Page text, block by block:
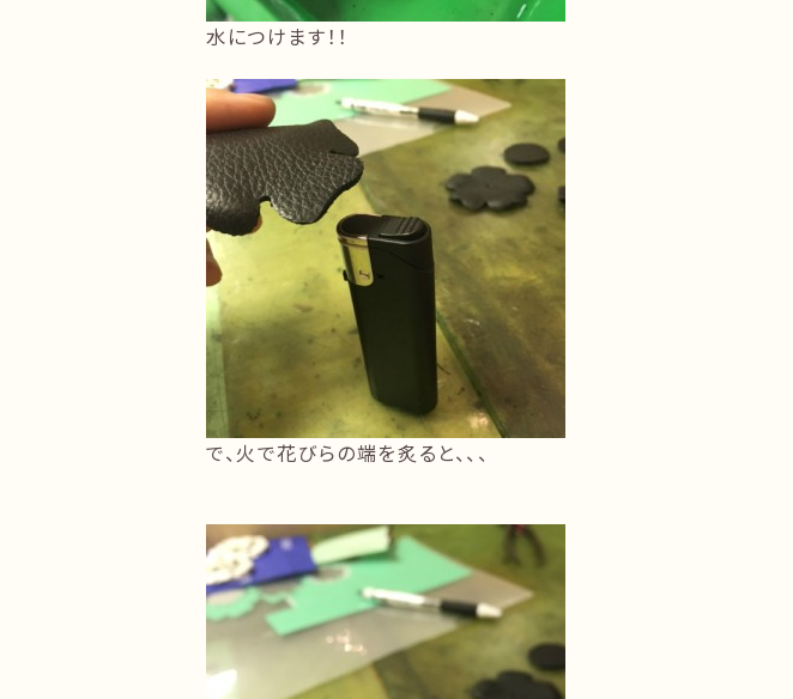
水につけます！！
で、火で花びらの端を炙ると、、、